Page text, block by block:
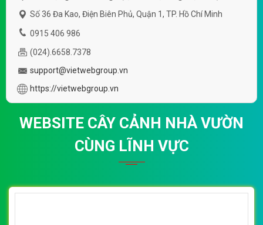
Số 36 Đa Kao, Điện Biên Phủ, Quận 1, TP. Hồ Chí Minh
0915 406 986
(024).6658.7378
support@vietwebgroup.vn
https://vietwebgroup.vn
WEBSITE CÂY CẢNH NHÀ VƯỜN
CÙNG LĨNH VỰC